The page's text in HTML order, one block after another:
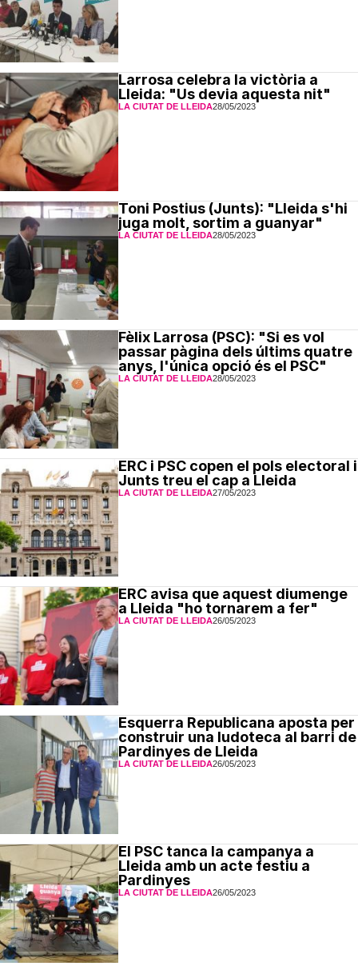
Larrosa celebra la victòria a
Lleida: "Us devia aquesta nit"
LA CIUTAT DE LLEIDA28/05/2023
Toni Postius (Junts): "Lleida s'hi
juga molt, sortim a guanyar"
LA CIUTAT DE LLEIDA28/05/2023
Fèlix Larrosa (PSC): "Si es vol
passar pàgina dels últims quatre
anys, l'única opció és el PSC"
LA CIUTAT DE LLEIDA28/05/2023
ERC i PSC copen el pols electoral i
Junts treu el cap a Lleida
LA CIUTAT DE LLEIDA27/05/2023
ERC avisa que aquest diumenge
a Lleida "ho tornarem a fer"
LA CIUTAT DE LLEIDA26/05/2023
Esquerra Republicana aposta per
construir una ludoteca al barri de
Pardinyes de Lleida
LA CIUTAT DE LLEIDA26/05/2023
El PSC tanca la campanya a
Lleida amb un acte festiu a
Pardinyes
LA CIUTAT DE LLEIDA26/05/2023